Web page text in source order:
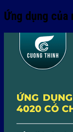
Ứng dụng của